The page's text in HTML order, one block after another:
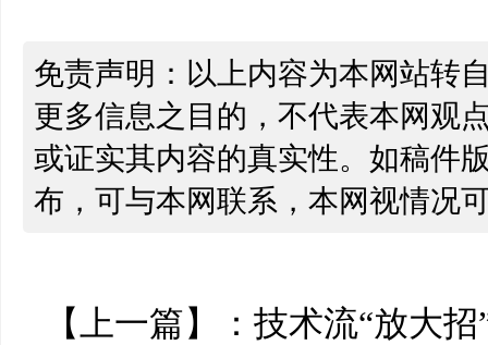
免责声明：以上内容为本网站转
更多信息之目的，不代表本网观
或证实其内容的真实性。如稿件
布，可与本网联系，本网视情况
【上一篇】： 技术流“放大